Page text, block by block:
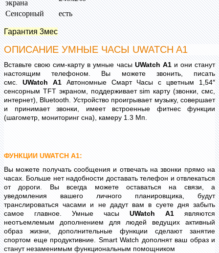
экрана
Сенсорный
есть
Гарантия 3мес
ОПИСАНИЕ УМНЫЕ ЧАСЫ UWATCH A1
Вставьте свою сим-карту в умные часы UWatch A1и они станут
настоящим телефоном. Вы можете звонить, писать
смс. UWatch A1Автономные Смарт Часы с цветным 1,54″
сенсорным TFT экраном, поддерживает sim карту (звонки, смс,
интернет), Bluetooth. Устройство проигрывает музыку, совершает
и принимает звонки, имеет встроенные фитнес функции
(шагометр, мониторинг сна), камеру 1.3 Мп.
ФУНКЦИИ UWATCH A1:
Вы можете получать сообщения и отвечать на звонки прямо на
часах. Больше нет надобности доставать телефон и отвлекаться
от дороги. Вы всегда можете оставаться на связи, а
уведомления вашего личного планировщика, будут
транслироваться часами и не дадут вам в суете дня забыть
самое главное. Умные часы UWatch A1 являются
неотъемлемым дополнением для людей ведущих активный
образ жизни, дополнительные функции сделают занятие
спортом еще продуктивние. Smart Watch дополнят ваш образ и
станут незаменимым функциональным помощником